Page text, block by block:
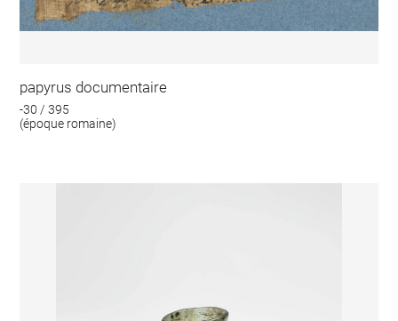
papyrus documentaire
-30 / 395
(époque romaine)